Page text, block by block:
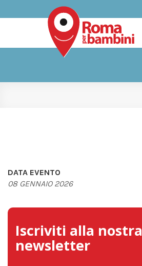
DATA EVENTO
08 GENNAIO 2026
Iscriviti alla nostra
newsletter